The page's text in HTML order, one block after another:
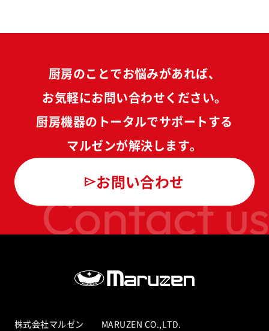
Contact us
厨房のことでお悩みがあれば、
お気軽にお問い合わせください。
厨房機器のトータルでサポートする
マルゼンが解決します。
お問い合わせ
株式会社マルゼン MARUZEN CO.,LTD.